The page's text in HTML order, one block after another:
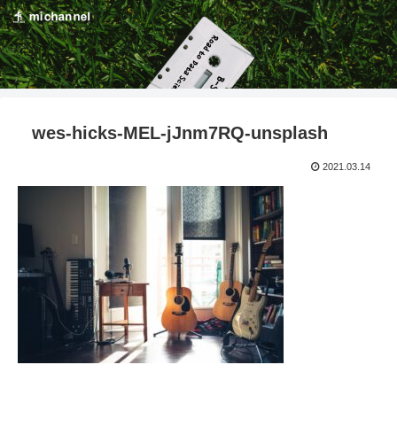
wes-hicks-MEL-jJnm7RQ-unsplash
2021.03.14